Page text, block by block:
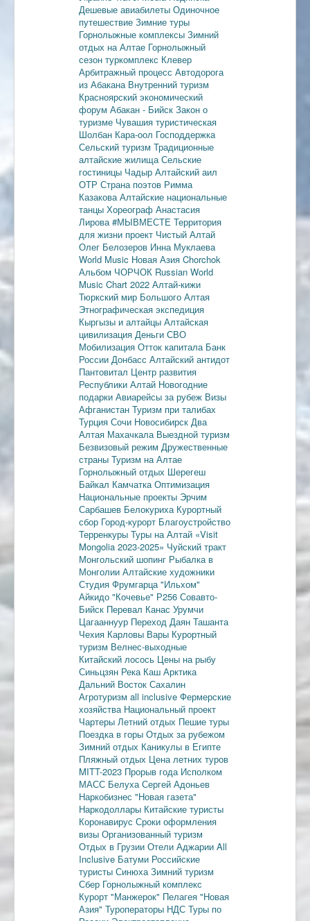
Дешевые авиабилеты Одиночное
путешествие Зимние туры
Горнолыжные комплексы Зимний
отдых на Алтае Горнолыжный
сезон туркомплекс Клевер
Арбитражный процесс Автодорога
из Абакана Внутренний туризм
Красноярский экономический
форум Абакан - Бийск Закон о
туризме Чувашия туристическая
Шолбан Кара-оол Господдержка
Сельский туризм Традиционные
алтайские жилища Сельские
гостиницы Чадыр Алтайский аил
ОТР Страна поэтов Римма
Казакова Алтайские национальные
танцы Хореограф Анастасия
Лирова #МЫВМЕСТЕ Территория
для жизни проект Чистый Алтай
Олег Белозеров Инна Муклаева
World Music Новая Азия Chorchok
Альбом ЧОРЧОК Russian World
Music Chart 2022 Алтай-кижи
Тюркский мир Большого Алтая
Этнографическая экспедиция
Кыргызы и алтайцы Алтайская
цивилизация Деньги СВО
Мобилизация Отток капитала Банк
России Донбасс Алтайский антидот
Пантовитал Центр развития
Республики Алтай Новогодние
подарки Авиарейсы за рубеж Визы
Афганистан Туризм при талибах
Турция Сочи Новосибирск Два
Алтая Махачкала Выездной туризм
Безвизовый режим Дружественные
страны Туризм на Алтае
Горнолыжный отдых Шерегеш
Байкал Камчатка Оптимизация
Национальные проекты Эрчим
Сарбашев Белокуриха Курортный
сбор Город-курорт Благоустройство
Терренкуры Туры на Алтай «Visit
Mongolia 2023-2025» Чуйский тракт
Монгольский шопинг Рыбалка в
Монголии Алтайские художники
Студия Фрумгарца "Ильхом"
Айкидо "Кочевье" Р256 Совавто-
Бийск Перевал Канас Урумчи
Цагааннуур Переход Даян Ташанта
Чехия Карловы Вары Курортный
туризм Велнес-выходные
Китайский лосось Цены на рыбу
Синьцзян Река Каш Арктика
Дальний Восток Сахалин
Агротуризм all inclusive Фермерские
хозяйства Национальный проект
Чартеры Летний отдых Пешие туры
Поездка в горы Отдых за рубежом
Зимний отдых Каникулы в Египте
Пляжный отдых Цена летних туров
MITT-2023 Прорыв года Исполком
МАСС Белуха Сергей Адоньев
Наркобизнес "Новая газета"
Наркодоллары Китайские туристы
Коронавирус Сроки оформления
визы Организованный туризм
Отдых в Грузии Отели Аджарии All
Inclusive Батуми Российские
туристы Синюха Зимний туризм
Сбер Горнолыжный комплекс
Курорт "Манжерок" Пелагея "Новая
Азия" Туроператоры НДС Туры по